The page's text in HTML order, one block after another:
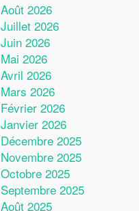
Août 2026
Juillet 2026
Juin 2026
Mai 2026
Avril 2026
Mars 2026
Février 2026
Janvier 2026
Décembre 2025
Novembre 2025
Octobre 2025
Septembre 2025
Août 2025